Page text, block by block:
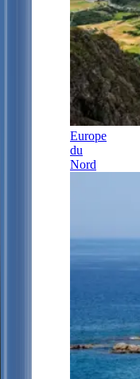
Europe
du
Nord